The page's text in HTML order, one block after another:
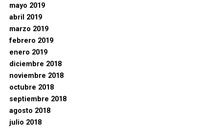
mayo 2019
abril 2019
marzo 2019
febrero 2019
enero 2019
diciembre 2018
noviembre 2018
octubre 2018
septiembre 2018
agosto 2018
julio 2018